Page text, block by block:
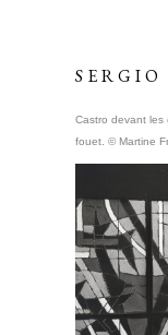
SERGIO
Castro devant les
fouet. © Martine